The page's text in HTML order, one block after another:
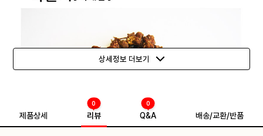
상세정보 더보기
제품상세 리뷰
0
Q&A
0
배송/교환/반품